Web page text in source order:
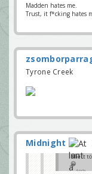
Madden hates me.
Trust, it f*cking hates
Tyrone Creek
Midnight
Miért
😀
Anda